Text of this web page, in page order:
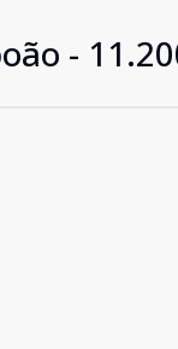
-